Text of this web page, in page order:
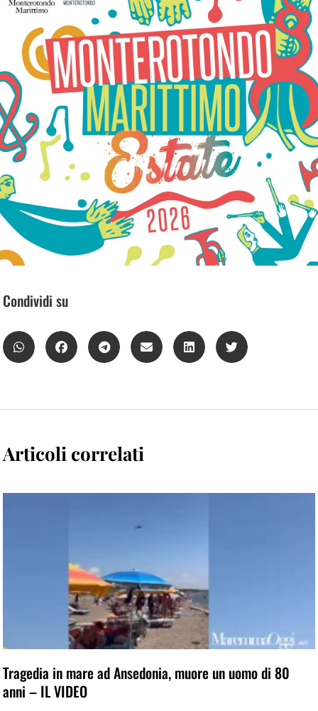
Condividi su
Articoli correlati
Tragedia in mare ad Ansedonia, muore un uomo di 80
anni – IL VIDEO